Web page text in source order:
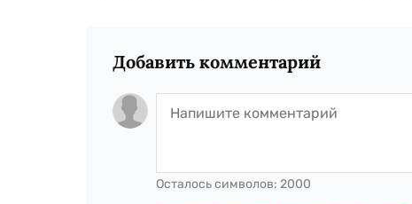
Добавить комментарий
Осталось символов: 2000